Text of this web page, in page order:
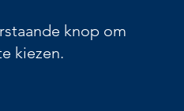
knop om
kiezen.